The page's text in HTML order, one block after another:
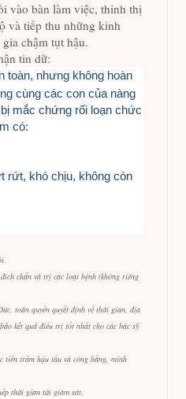
vào bàn làm việc, thỉnh thị
và tiếp thu những kinh
chậm tụt hậu.
tin dữ:
toàn, nhưng không hoàn
cùng các con của nàng
mắc chứng rối loạn chức
có:
rứt, khó chịu, không còn
chẩn và trị các loại bệnh (không riêng
toàn quyền quyết định về thời gian, địa
kết quả điều trị tốt nhất cho các bác sỹ
tiền trảm hậu tấu và công bằng, minh
thời gian tới giám sát.